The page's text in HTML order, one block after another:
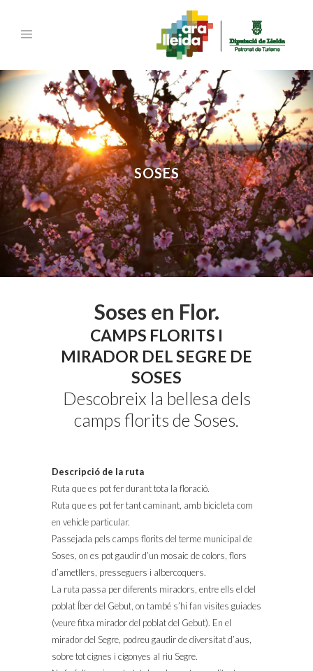
SOSES
Soses en Flor.
CAMPS FLORITS I
MIRADOR DEL SEGRE DE
SOSES
Descobreix la bellesa dels
camps florits de Soses.
Descripció de la ruta
Ruta que es pot fer durant tota la floració.
Ruta que es pot fer tant caminant, amb bicicleta com
en vehicle particular.
Passejada pels camps florits del terme municipal de
Soses, on es pot gaudir d’un mosaic de colors, flors
d’ametllers, presseguers i albercoquers.
La ruta passa per diferents miradors, entre ells el del
poblat Íber del Gebut, on també s’hi fan visites guiades
(veure fitxa mirador del poblat del Gebut). En el
mirador del Segre, podreu gaudir de diversitat d’aus,
sobre tot cignes i cigonyes al riu Segre.